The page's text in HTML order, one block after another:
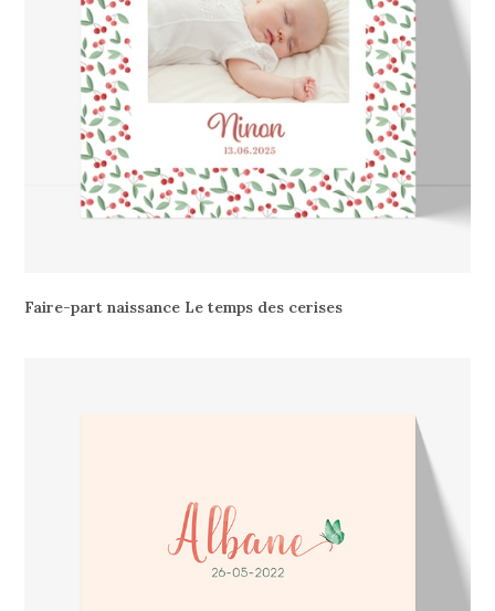
Faire-part naissance Le temps des cerises